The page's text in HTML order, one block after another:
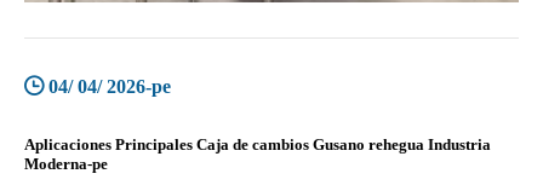
04/ 04/ 2026-pe
Aplicaciones Principales Caja de cambios Gusano rehegua Industria
Moderna-pe